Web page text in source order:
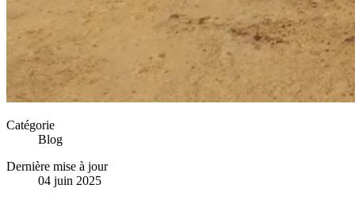
Catégorie
Blog
Dernière mise à jour
04 juin 2025